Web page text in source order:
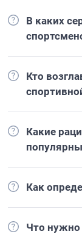
В каких
Кто
Какие
Как
Что нужно